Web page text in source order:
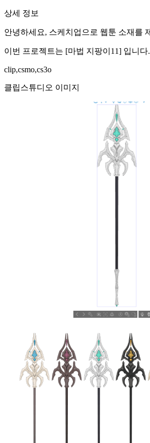
상세 정보
안녕하세요, 스케치업으로 웹툰 소재를
이번 프로젝트는 [마법 지팡이11] 입니다.
clip,csmo,cs3o
클립스튜디오 이미지